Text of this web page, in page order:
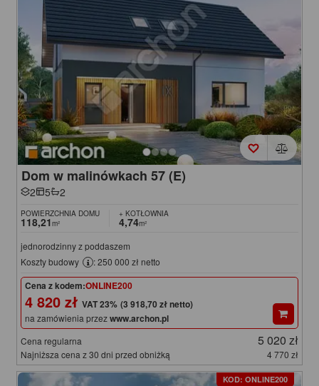
Dom w malinówkach 57 (E)
2 5 2
POWIERZCHNIA DOMU
118,21m²
+ KOTŁOWNIA
4,74m²
jednorodzinny z poddaszem
Koszty budowy
: 250 000 zł netto
Cena z kodem:ONLINE200
4 820 zł (3 918,70 zł netto)
na zamówienia przezwww.archon.pl
Cena regularna 5 020 zł
Najniższa cena z 30 dni przed obniżką 4 770 zł
KOD: ONLINE200